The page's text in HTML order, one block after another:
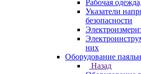
Рабочая
Указатели
безопасности
них
Оборудование
Назад